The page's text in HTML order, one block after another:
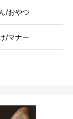
/おやつ
/マナー